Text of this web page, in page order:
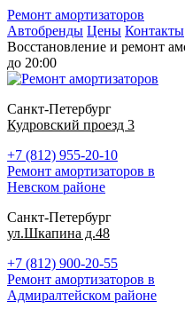
Ремонт амортизаторов
Автобренды Цены Контакты
Восстановление и ремонт
до 20:00
Санкт-Петербург
Кудровский проезд 3
+7 (812) 955-20-10
Ремонт амортизаторов в
Невском районе
Санкт-Петербург
ул.Шкапина д.48
+7 (812) 900-20-55
Ремонт амортизаторов в
Адмиралтейском районе